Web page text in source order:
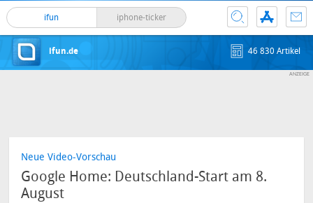
ifun iphone-ticker
ifun.de 46 830 Artikel
Neue Video-Vorschau
Google Home: Deutschland-Start am 8.
August